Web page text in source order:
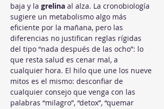
baja y la grelina al alza. La cronobiología
sugiere un metabolismo algo más
eficiente por la mañana, pero las
diferencias no justifican reglas rígidas
del tipo “nada después de las ocho”: lo
que resta salud es cenar mal, a
cualquier hora. El hilo que une los nueve
mitos es el mismo: desconfiar de
cualquier consejo que venga con las
palabras “milagro”, “detox”, “quemar